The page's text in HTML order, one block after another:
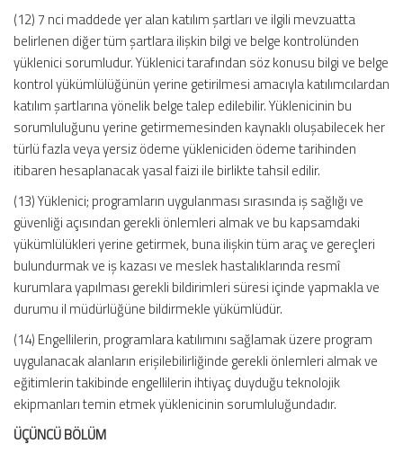
(12) 7 nci maddede yer alan katılım şartları ve ilgili mevzuatta
belirlenen diğer tüm şartlara ilişkin bilgi ve belge kontrolünden
yüklenici sorumludur. Yüklenici tarafından söz konusu bilgi ve belge
kontrol yükümlülüğünün yerine getirilmesi amacıyla katılımcılardan
katılım şartlarına yönelik belge talep edilebilir. Yüklenicinin bu
sorumluluğunu yerine getirmemesinden kaynaklı oluşabilecek her
türlü fazla veya yersiz ödeme yükleniciden ödeme tarihinden
itibaren hesaplanacak yasal faizi ile birlikte tahsil edilir.
(13) Yüklenici; programların uygulanması sırasında iş sağlığı ve
güvenliği açısından gerekli önlemleri almak ve bu kapsamdaki
yükümlülükleri yerine getirmek, buna ilişkin tüm araç ve gereçleri
bulundurmak ve iş kazası ve meslek hastalıklarında resmî
kurumlara yapılması gerekli bildirimleri süresi içinde yapmakla ve
durumu il müdürlüğüne bildirmekle yükümlüdür.
(14) Engellilerin, programlara katılımını sağlamak üzere program
uygulanacak alanların erişilebilirliğinde gerekli önlemleri almak ve
eğitimlerin takibinde engellilerin ihtiyaç duyduğu teknolojik
ekipmanları temin etmek yüklenicinin sorumluluğundadır.
ÜÇÜNCÜ BÖLÜM